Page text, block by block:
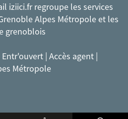
iziici.fr regroupe les services
Alpes Métropole et les
grenoblois
| Accès agent |
Métropole